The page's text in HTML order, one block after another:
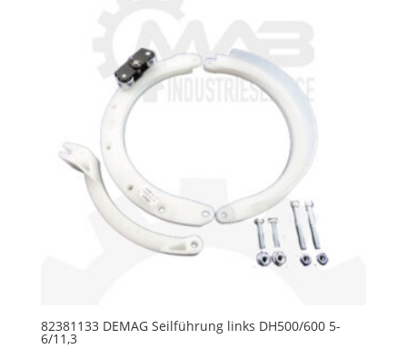
82381133 DEMAG Seilführung links DH500/600 5-
6/11,3